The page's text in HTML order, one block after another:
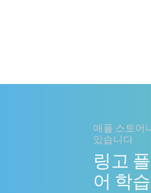
애플 스토어
있습니다
링고
어 학